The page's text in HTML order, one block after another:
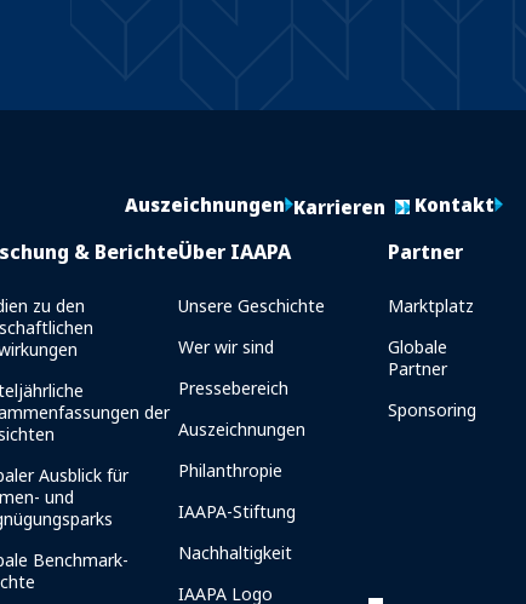
Auszeichnungen Karrieren Kontakt
& Berichte
zu den
der
Ausblick für
und
Benchmark-
Über IAAPA
Unsere Geschichte
Wer wir sind
Pressebereich
Auszeichnungen
Philanthropie
IAAPA-Stiftung
Nachhaltigkeit
IAAPA Logo
Partner
Marktplatz
Globale
Partner
Sponsoring